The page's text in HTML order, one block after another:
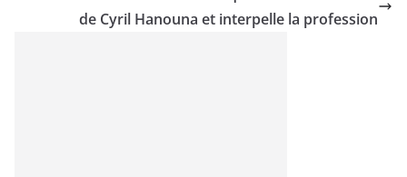
de Cyril Hanouna et interpelle la profession